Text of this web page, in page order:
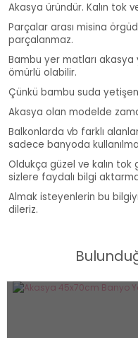
Akasya üründür. Kalın tok
Parçalar arası misina
parçalanmaz.
Bambu yer matları
ömürlü olabilir.
Çünkü bambu suda yetişen
Akasya olan modelde
Balkonlarda vb farklı
sadece banyoda
Oldukça güzel ve kalın tok
sizlere faydalı bilgi
Almak isteyenlerin bu
dileriz.